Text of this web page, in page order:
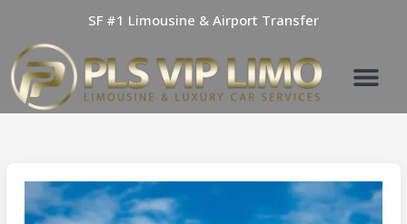
content
SF #1 Limousine & Airport Transfer